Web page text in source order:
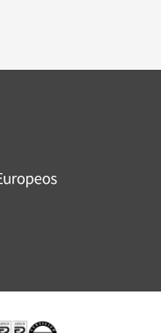
Certificaciones